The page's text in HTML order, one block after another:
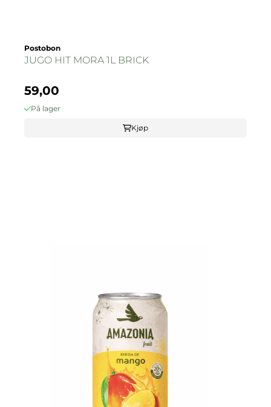
Postobon
JUGO HIT MORA 1L BRICK
59,00
På lager
Kjøp